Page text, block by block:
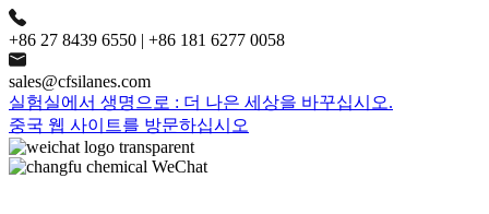
+86 27 8439 6550 | +86 181 6277 0058
sales@cfsilanes.com
실험실에서 생명으로 : 더 나은 세상을 바꾸십시오.
중국 웹 사이트를 방문하십시오